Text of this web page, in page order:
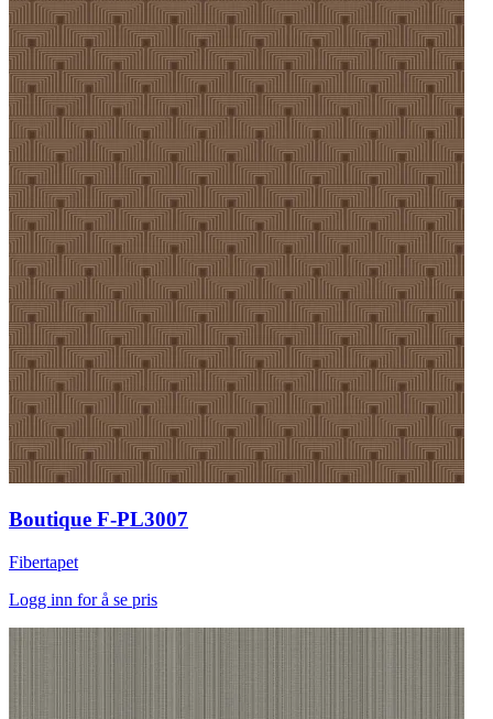
Boutique F-PL3007
Fibertapet
Logg inn for å se pris